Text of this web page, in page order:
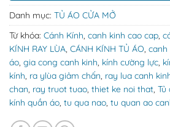
Danh mục: TỦ ÁO CỬA MỞ
Từ khóa: Cánh Kính, canh kinh cao cap,
KÍNH RAY LÙA, CÁNH KÍNH TỦ ÁO, canh
áo, gia cong canh kinh, kính cường lực,
kính, ra ylùa giảm chấn, ray lua canh
chan, ray truot tuao, thiet ke noi that, Tủ
kính quần áo, tu qua nao, tu quan ao